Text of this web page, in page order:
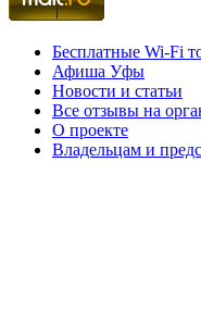
Бесплатные Wi-Fi
Афиша Уфы
Новости и статьи
Все отзывы на
О проекте
Владельцам и